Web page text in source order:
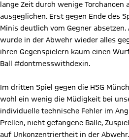
lange Zeit durch wenige Torchancen
ausgeglichen. Erst gegen Ende des
Minis deutlich vom Gegner absetzen.
wurde in der Abwehr wieder alles
ihren Gegenspielern kaum einen
Ball #dontmesswithdexin.
Im dritten Spiel gegen die HSG
wohl ein wenig die Müdigkeit bei
individuelle technische Fehler im
Prellen, nicht gefangene Bälle,
auf Unkonzentriertheit in der